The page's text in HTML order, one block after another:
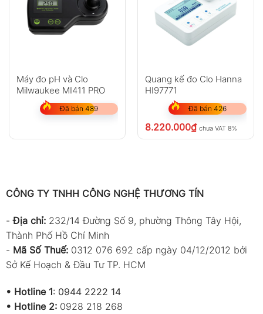
Máy đo pH và Clo
Milwaukee MI411 PRO
Đã bán 489
Quang kế đo Clo Hanna
HI97771
Đã bán 426
8.220.000₫ chưa VAT 8%
CÔNG TY TNHH CÔNG NGHỆ THƯƠNG TÍN
-Địa chỉ: 232/14 Đường Số 9, phường Thông Tây Hội,
Thành Phố Hồ Chí Minh
- Mã Số Thuế: 0312 076 692 cấp ngày 04/12/2012 bởi
Sở Kế Hoạch & Đầu Tư TP. HCM
• Hotline 1: 0944 2222 14
• Hotline 2: 0928 218 268